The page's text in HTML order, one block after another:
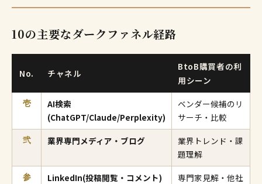
10の主要なダークファネル経路
No. チャネル
BtoB購買者の利
用シーン
壱
AI検索
(ChatGPT/Claude/Perplexity)
ベンダー候補のリ
サーチ・比較
弐 業界専門メディア・ブログ
業界トレンド・課
題理解
参 LinkedIn(投稿閲覧・コメント)
専門家見解・他社